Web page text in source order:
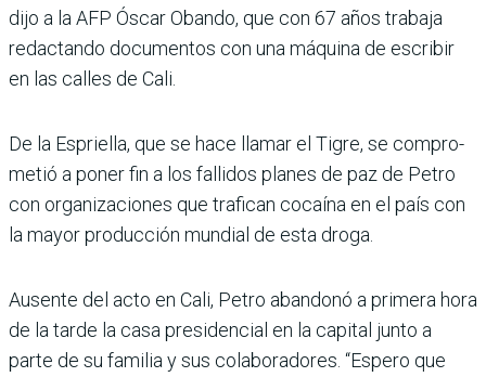
dijo a la AFP Óscar Obando, que con 67 años trabaja
redac­tando documentos con una máquina de escribir
en las calles de Cali.
De la Espriella, que se hace llamar el Tigre, se compro­
metió a poner fin a los falli­dos planes de paz de Petro
con organizaciones que tra­fican cocaína en el país con
la mayor producción mundial de esta droga.
Ausente del acto en Cali, Petro abandonó a primera hora
de la tarde la casa pre­sidencial en la capital junto a
parte de su familia y sus cola­boradores. “Espero que